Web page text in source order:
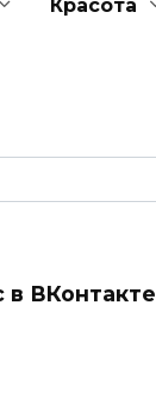
Красота
в ВКонтакте